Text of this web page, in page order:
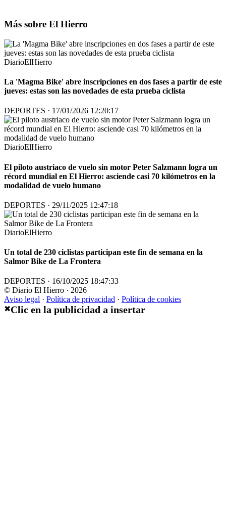
Más sobre El Hierro
DiarioElHierro
La 'Magma Bike' abre inscripciones en dos fases a partir de este
jueves: estas son las novedades de esta prueba ciclista
DEPORTES · 17/01/2026 12:20:17
DiarioElHierro
El piloto austriaco de vuelo sin motor Peter Salzmann logra un
récord mundial en El Hierro: asciende casi 70 kilómetros en la
modalidad de vuelo humano
DEPORTES · 29/11/2025 12:47:18
DiarioElHierro
Un total de 230 ciclistas participan este fin de semana en la
Salmor Bike de La Frontera
DEPORTES · 16/10/2025 18:47:33
© Diario El Hierro · 2026
Aviso legal · Política de privacidad · Política de cookies
✖Clic en la publicidad a insertar